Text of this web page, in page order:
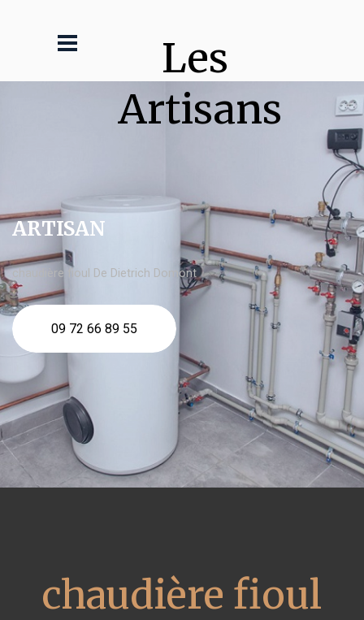
Les
Artisans
ARTISAN
chaudière fioul De Dietrich Domont
09 72 66 89 55
chaudière fioul